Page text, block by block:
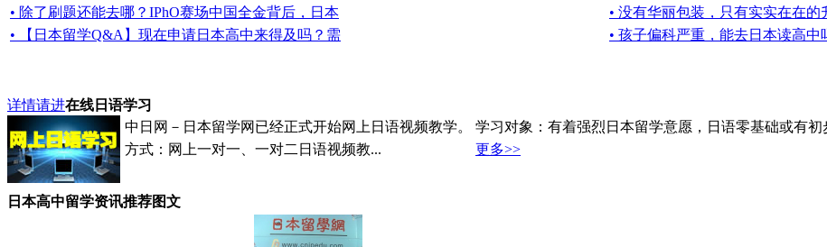
• 除了刷题还能去哪？IPhO赛场中国全金背后，日本
• 没有华丽包装，只有实实在在
• 【日本留学Q&A】现在申请日本高中来得及吗？需
• 孩子偏科严重，能去日本读高中
详情请进在线日语学习
中日网－日本留学网已经正式开始网上日语视频教学。 学习对象：有着强烈日本留学意愿，日语零基础或有
方式：网上一对一、一对二日语视频教...
更多>>
日本高中留学资讯推荐图文